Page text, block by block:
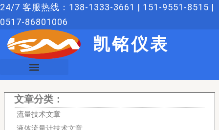
跳
至
24/7 客服热线：138-1333-3661 | 151-9551-8515 |
0517-86801006
凯铭仪表
文章分类：
流量技术文章